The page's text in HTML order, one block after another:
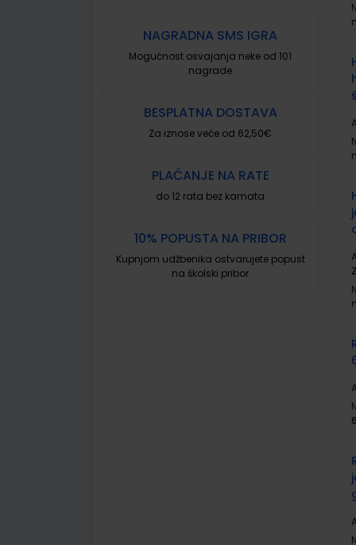
NAGRADNA SMS IGRA
Mogućnost osvajanja neke od 101
nagrade
BESPLATNA DOSTAVA
Za iznose veće od 62,50€
PLAĆANJE NA RATE
do 12 rata bez kamata
10% POPUSTA NA PRIBOR
Kupnjom udžbenika ostvarujete popust
na školski pribor